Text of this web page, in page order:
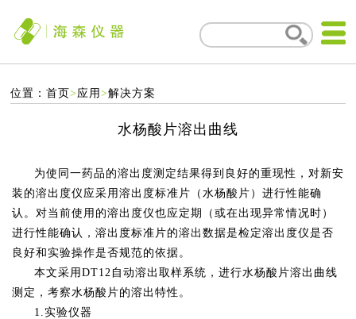
位置：首页> 应用>解决方案
水杨酸片溶出曲线
为使同一药品的溶出度测定结果得到良好的重现性，对新安
装的溶出度仪应采用溶出度标准片（水杨酸片）进行性能确
认。对当前使用的溶出度仪也应定期（或在出现异常情况时）
进行性能确认，溶出度标准片的溶出数据是检定溶出度仪是否
良好和实验操作是否规范的依据。
本文采用DT12自动溶出取样系统，进行水杨酸片溶出曲线
测定，考察水杨酸片的溶出特性。
1.实验仪器